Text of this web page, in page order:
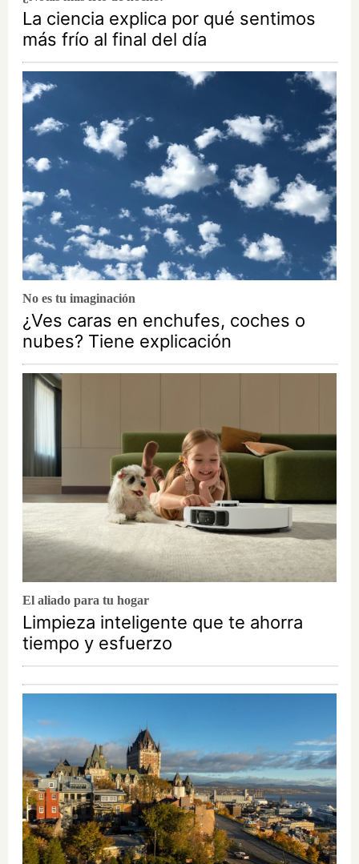
La ciencia explica por qué sentimos
más frío al final del día
No es tu imaginación
¿Ves caras en enchufes, coches o
nubes? Tiene explicación
El aliado para tu hogar
Limpieza inteligente que te ahorra
tiempo y esfuerzo